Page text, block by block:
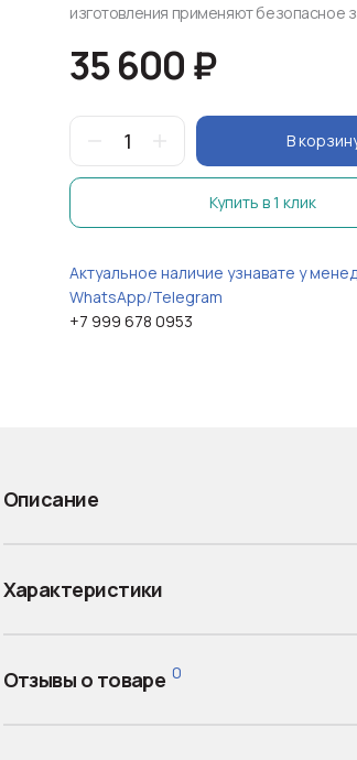
изготовления применяют безопасное
35 600₽
В
Купить в 1 клик
Актуальное наличие узнавате у
WhatsApp/Telegram
+7 999 678 0953
Описание
Характеристики
Отзывы о товаре 0